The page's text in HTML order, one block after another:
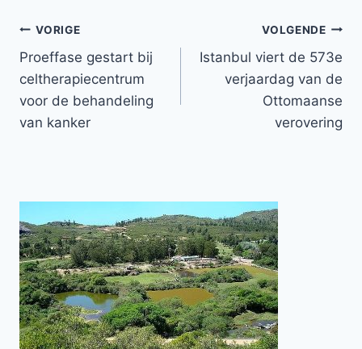
Bericht
navigatie
VORIGE
Proeffase gestart bij
celtherapiecentrum
voor de behandeling
van kanker
VOLGENDE
Istanbul viert de 573e
verjaardag van de
Ottomaanse
verovering